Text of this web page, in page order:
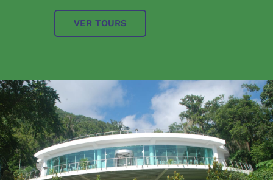
VER TOURS